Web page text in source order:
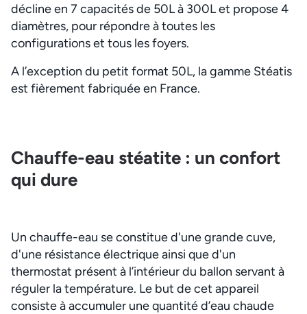
décline en 7 capacités de 50L à 300L et propose 4
diamètres, pour répondre à toutes les
configurations et tous les foyers.
A l’exception du petit format 50L, la gamme Stéatis
est fièrement fabriquée en France.
Chauffe-eau stéatite : un confort
qui dure
Un chauffe-eau se constitue d'une grande cuve,
d'une résistance électrique ainsi que d'un
thermostat présent à l’intérieur du ballon servant à
réguler la température. Le but de cet appareil
consiste à accumuler une quantité d’eau chaude